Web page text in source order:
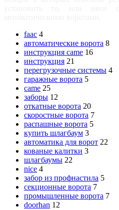
faac 4
автоматические ворота 8
инструкция came 16
инструкция 21
перегрузочные системы 4
гаражные ворота 5
came 25
заборы 12
откатные ворота 20
скоростные ворота 7
распашные ворота 5
купить шлагбаум 3
автоматика для ворот 22
кованые калитки 3
шлагбаумы 22
nice 4
забор из профнастила 5
секционные ворота 7
промышленные ворота 7
doorhan 12